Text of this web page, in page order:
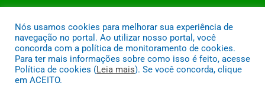
Todos os direitos reservados a Prefeitura Municipal de Santo Antônio do
Tauá
Nós usamos cookies para melhorar sua experiência de
navegação no portal. Ao utilizar nosso portal, você
concorda com a política de monitoramento de cookies.
Para ter mais informações sobre como isso é feito, acesse
Política de cookies (Leia mais). Se você concorda, clique
em ACEITO.